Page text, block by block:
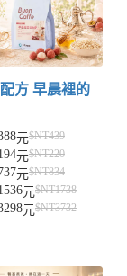
方 早晨裡的
元$NT439
元$NT220
元$NT834
元$NT1738
元$NT3732